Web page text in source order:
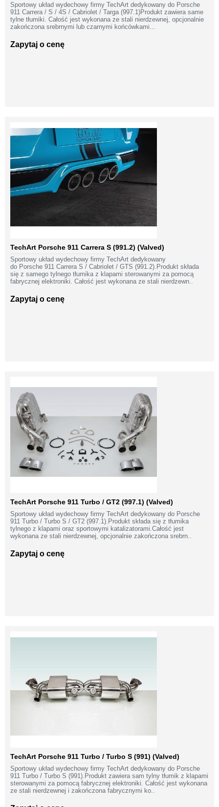
Sportowy układ wydechowy firmy TechArt dedykowany do Porsche
911 Carrera / S / 4S / Cabriolet / Targa (997.1)Produkt zawiera same
tylne tłumiki. Całość jest wykonana ze stali nierdzewnej, opcjonalnie
zakończona srebrnymi lub czarnymi końcówkami...
Zapytaj o cenę
TechArt Porsche 911 Carrera S (991.2) (Valved)
Sportowy układ wydechowy firmy TechArt dedykowany
do Porsche 911 Carrera S / Cabriolet / GTS (991.2).Produkt składa
się z samego tylnego tłumika z klapami sterowanymi za pomocą
fabrycznej elektroniki. Całość jest wykonana ze stali nierdzewn..
Zapytaj o cenę
TechArt Porsche 911 Turbo / GT2 (997.1) (Valved)
Sportowy układ wydechowy firmy TechArt dedykowany do Porsche
911 Turbo / Turbo S / GT2 (997.1).Produkt składa się z tłumika
tylnego z klapami oraz sportowymi katalizatorami.Całość jest
wykonana ze stali nierdzewnej, opcjonalnie zakończona srebrn..
Zapytaj o cenę
TechArt Porsche 911 Turbo / Turbo S (991) (Valved)
Sportowy układ wydechowy firmy TechArt dedykowany do Porsche
911 Turbo / Turbo S (991).Produkt zawiera sam tylny tłumik z klapami
sterowanymi za pomocą fabrycznej elektroniki. Całość jest wykonana
ze stali nierdzewnej i zakończona fabrycznymi ko..